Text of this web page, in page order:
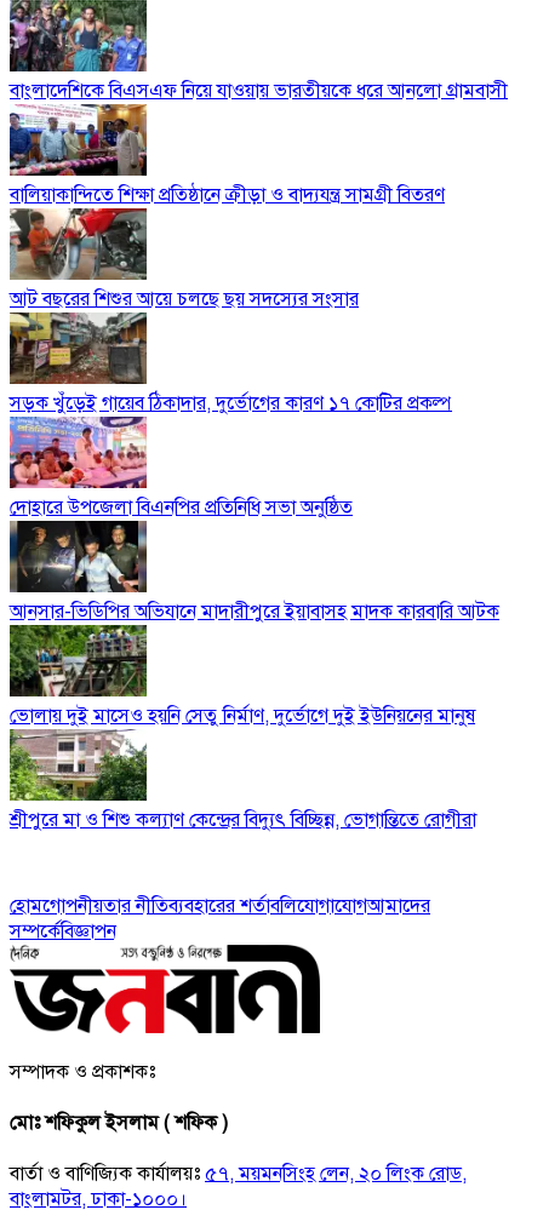
বাংলাদেশিকে বিএসএফ নিয়ে যাওয়ায় ভারতীয়কে ধরে আনলো গ্রামবাসী
বালিয়াকান্দিতে শিক্ষা প্রতিষ্ঠানে ক্রীড়া ও বাদ্যযন্ত্র সামগ্রী বিতরণ
আট বছরের শিশুর আয়ে চলছে ছয় সদস্যের সংসার
সড়ক খুঁড়েই গায়েব ঠিকাদার, দুর্ভোগের কারণ ১৭ কোটির প্রকল্প
দোহারে উপজেলা বিএনপির প্রতিনিধি সভা অনুষ্ঠিত
আনসার-ভিডিপির অভিযানে মাদারীপুরে ইয়াবাসহ মাদক কারবারি আটক
ভোলায় দুই মাসেও হয়নি সেতু নির্মাণ, দুর্ভোগে দুই ইউনিয়নের মানুষ
শ্রীপুরে মা ও শিশু কল্যাণ কেন্দ্রের বিদ্যুৎ বিচ্ছিন্ন, ভোগান্তিতে রোগীরা
হোমগোপনীয়তার নীতিব্যবহারের শর্তাবলিযোগাযোগআমাদের
সম্পর্কেবিজ্ঞাপন
সম্পাদক ও প্রকাশকঃ
মোঃ শফিকুল ইসলাম ( শফিক )
বার্তা ও বাণিজ্যিক কার্যালয়ঃ ৫৭, ময়মনসিংহ লেন, ২০ লিংক রোড,
বাংলামটর, ঢাকা-১০০০।